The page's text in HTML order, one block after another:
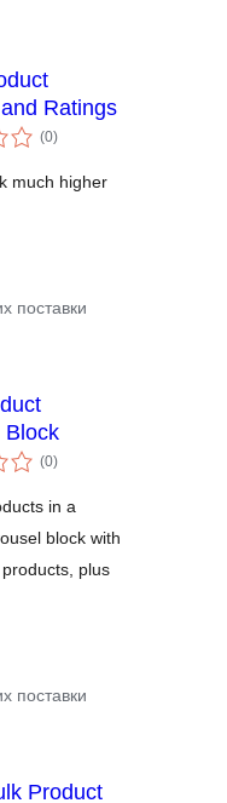
Ratings
(0укупних
оцена
)
much higher
поставки
Block
(0укупних
оцена
)
in a
block with
plus
поставки
Product